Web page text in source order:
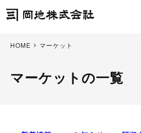
HOME マーケット
マーケットの一覧